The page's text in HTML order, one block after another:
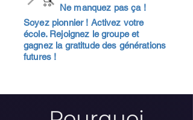
Ne manquez pas ça !
Soyez pionnier ! Activez votre
école. Rejoignez le groupe et
gagnez la gratitude des générations
futures !